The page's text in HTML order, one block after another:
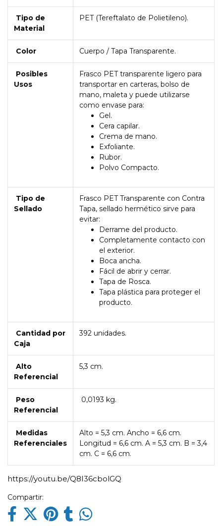
Tipo de
Material
PET (Tereftalato de Polietileno).
Color Cuerpo / Tapa Transparente.
Posibles
Usos
Frasco PET transparente ligero para
transportar en carteras, bolso de
mano, maleta y puede utilizarse
como envase para:
Gel.
Cera capilar.
Crema de mano.
Exfoliante.
Rubor.
Polvo Compacto.
Tipo de
Sellado
Frasco PET Transparente con Contra
Tapa, sellado hermético sirve para
evitar:
Derrame del producto.
Completamente contacto con
el exterior.
Boca ancha.
Fácil de abrir y cerrar.
Tapa de Rosca.
Tapa plástica para proteger el
producto.
Cantidad por
Caja
392 unidades.
Alto
Referencial
5,3 cm.
Peso
Referencial
0,0193 kg.
Medidas
Referenciales
Alto = 5,3 cm. Ancho = 6,6 cm.
Longitud = 6,6 cm. A = 5,3 cm. B = 3,4
cm. C = 6,6 cm.
https://youtu.be/Q8I36cbolGQ
Compartir: